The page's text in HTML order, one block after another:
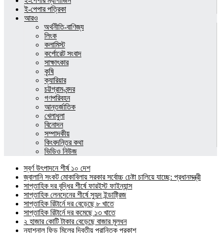
ই-পেপার পত্রিকা
আরও
অর্থনীতি-বাণিজ্য
লিংক
কলামিস্ট
কর্পোরেট সংবাদ
সাক্ষাৎকার
কৃষি
ক্যারিয়ার
চট্টগ্রাম-বন্দর
গণপরিবহন
আন্তর্জাতিক
খেলাধুলা
বিনোদন
সম্পাদকীয়
কিংবদন্তির কথা
ভিডিও নিউজ
স্বর্ণ উৎপাদনে শীর্ষ ১০ দেশ
জ্বালানি সংকট মোকাবিলায় সরকার সর্বোচ্চ চেষ্টা চালিয়ে যাচ্ছে: প্রধানমন্ত্রী
সাপ্তাহিক দর বৃদ্ধির শীর্ষে ফারইস্ট ফাইন্যান্স
সাপ্তাহিক লেনদেনের শীর্ষে সুহৃদ ইন্ডাষ্ট্রিজ
সাপ্তাহিক রিটার্নে দর বেড়েছে ৮ খাতে
সাপ্তাহিক রিটার্নে দর কমেছে ১৩ খাতে
২ হাজার কোটি টাকার বেড়েছে বাজার মূলধন
ন্যাশনাল ফিড মিলের দ্বিতীয় প্রান্তিক প্রকাশ